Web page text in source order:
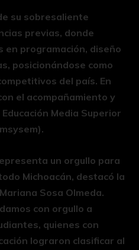
su sobresaliente
previas, donde
en programación, diseño
posicionándose como
del país. En
el acompañamiento y
Media Superior
un orgullo para
Michoacán, destacó la
Sosa Olmeda.
con orgullo a
quienes con
lograron clasificar al